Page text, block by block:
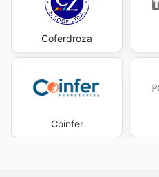
Coferdroza
Coinfer